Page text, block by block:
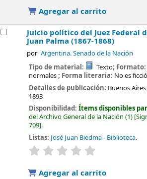
Agregar al carrito
Juicio político del Juez Federal
Juan Palma (1867-1868)
por Argentina. Senado de la Nación
Tipo de material: Texto; Formato:
normales; Forma literaria: No es
Detalles de publicación: Buenos Aires
1893
Disponibilidad:Ítems disponibles
del Archivo General de la Nación (1)
709 .
Listas: José Juan Biedma - Biblioteca.
valoración
Agregar al carrito